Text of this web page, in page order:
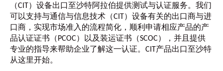
（CIT）设备出口至沙特阿拉伯提供测试与认证服务。我们
可以支持与通信与信息技术（CIT）设备有关的出口商与进
口商，实现市场准入的流程简化，顺利申请相应产品的产
品认证证书（PCOC）以及装运证书（SCOC），并且提供
专业的指导来帮助企业了解这一认证。CIT产品出口至沙特
从这里开始。